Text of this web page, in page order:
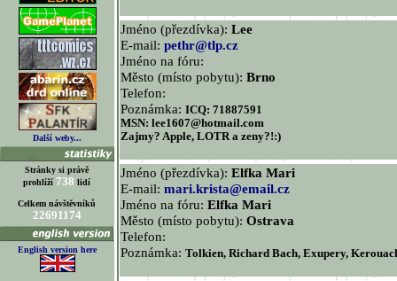
Další weby...
Stránky si právě
prohlíží 738 lidí
Celkem návštěvníků
22691174
English version here
Jméno (přezdívka): Lee
E-mail: pethr@tlp.cz
Jméno na fóru:
Město (místo pobytu): Brno
Telefon:
Poznámka: ICQ: 71887591
MSN: lee1607@hotmail.com
Zajmy? Apple, LOTR a zeny?!:)
Jméno (přezdívka): Elfka Mari
E-mail: mari.krista@email.cz
Jméno na fóru: Elfka Mari
Město (místo pobytu): Ostrava
Telefon:
Poznámka: Tolkien, Richard Bach, Exupery,